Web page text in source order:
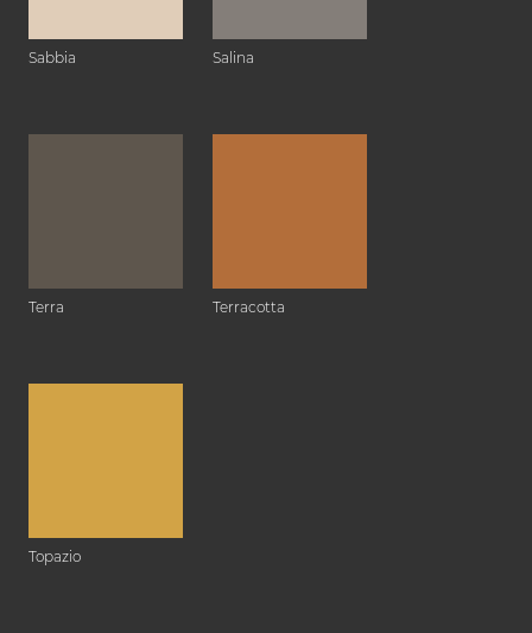
Sabbia Salina
Terra Terracotta
Topazio